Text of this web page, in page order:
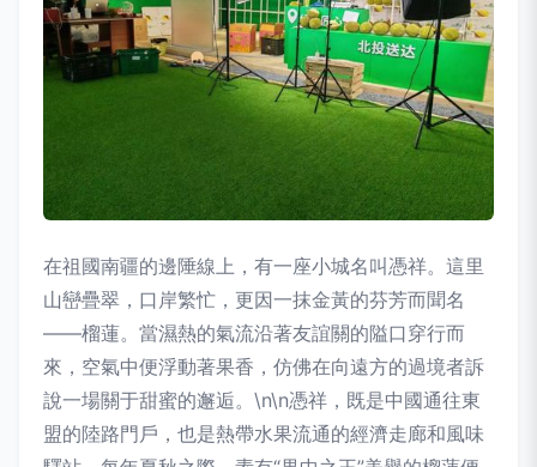
在祖國南疆的邊陲線上，有一座小城名叫憑祥。這里
山巒疊翠，口岸繁忙，更因一抹金黃的芬芳而聞名
——榴蓮。當濕熱的氣流沿著友誼關的隘口穿行而
來，空氣中便浮動著果香，仿佛在向遠方的過境者訴
說一場關于甜蜜的邂逅。\n\n憑祥，既是中國通往東
盟的陸路門戶，也是熱帶水果流通的經濟走廊和風味